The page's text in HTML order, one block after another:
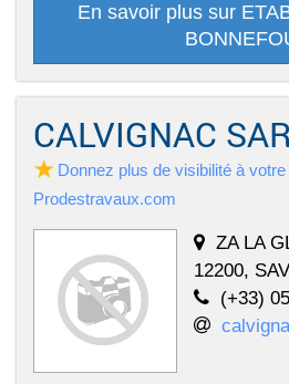
En savoir plus sur
CALVIGNAC
Donnez plus de visibilité à
Prodestravaux.com
ZA LA
12200,
(+33)